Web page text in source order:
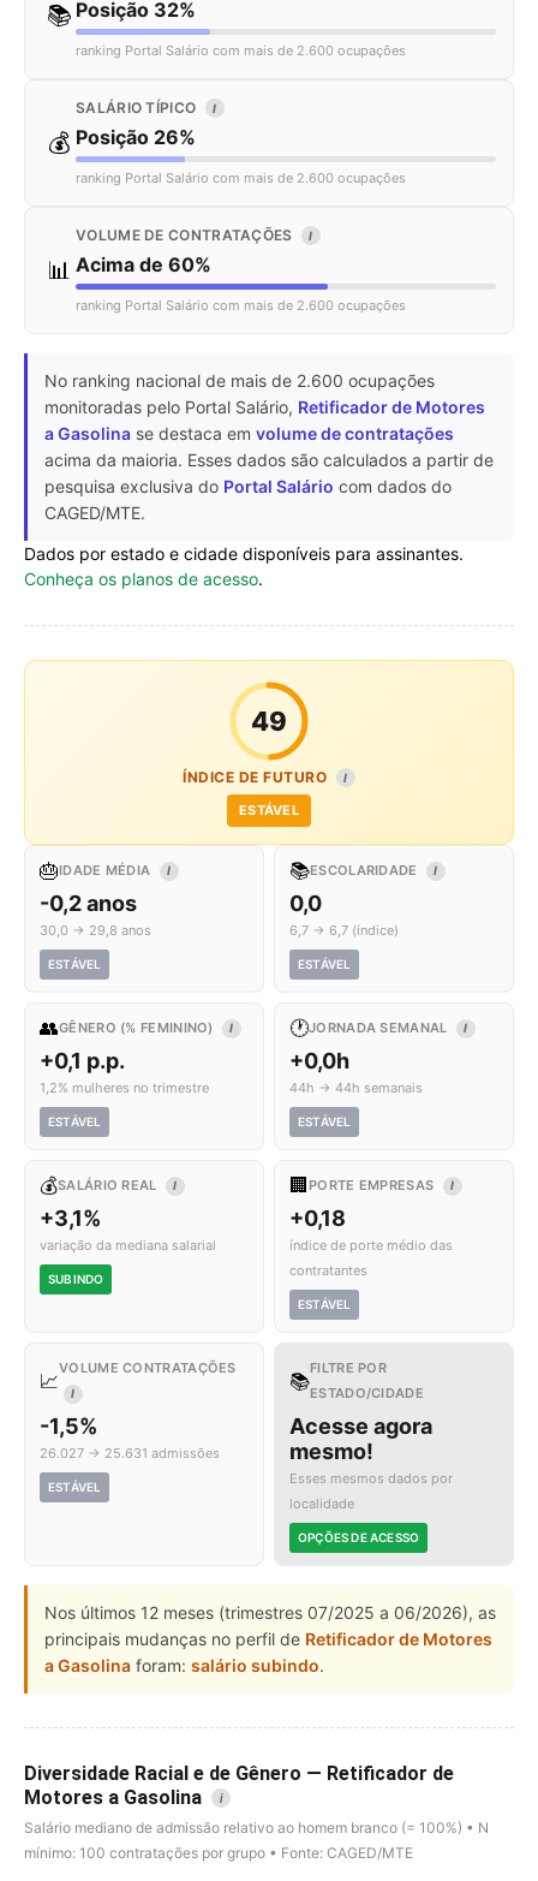
📚 Posição 32%
ranking Portal Salário com mais de 2.600 ocupações
💰
SALÁRIO TÍPICO I
Posição 26%
ranking Portal Salário com mais de 2.600 ocupações
📊
VOLUME DE CONTRATAÇÕES I
Acima de 60%
ranking Portal Salário com mais de 2.600 ocupações
No ranking nacional de mais de 2.600 ocupações
monitoradas pelo Portal Salário, Retificador de Motores
a Gasolina se destaca em volume de contratações
acima da maioria. Esses dados são calculados a partir de
pesquisa exclusiva do Portal Salário com dados do
CAGED/MTE.
Dados por estado e cidade disponíveis para assinantes.
Conheça os planos de acesso.
49
ÍNDICE DE FUTURO I
ESTÁVEL
🎂IDADE MÉDIA I
-0,2 anos
30,0 → 29,8 anos
ESTÁVEL
📚ESCOLARIDADE I
0,0
6,7 → 6,7 (índice)
ESTÁVEL
👥GÊNERO (% FEMININO) I
+0,1 p.p.
1,2% mulheres no trimestre
ESTÁVEL
🕐JORNADA SEMANAL I
+0,0h
44h → 44h semanais
ESTÁVEL
💰SALÁRIO REAL I
+3,1%
variação da mediana salarial
SUBINDO
🏢 PORTE EMPRESAS I
+0,18
índice de porte médio das
contratantes
ESTÁVEL
📈
VOLUME CONTRATAÇÕES
I
-1,5%
26.027 → 25.631 admissões
ESTÁVEL
📚
FILTRE POR
ESTADO/CIDADE
Acesse agora
mesmo!
Esses mesmos dados por
localidade
OPÇÕES DE ACESSO
Nos últimos 12 meses (trimestres 07/2025 a 06/2026), as
principais mudanças no perfil de Retificador de Motores
a Gasolina foram: salário subindo.
Diversidade Racial e de Gênero — Retificador de
Motores a Gasolina
i
Salário mediano de admissão relativo ao homem branco (= 100%) • N
mínimo: 100 contratações por grupo • Fonte: CAGED/MTE